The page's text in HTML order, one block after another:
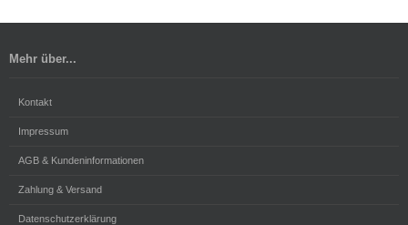
Mehr über...
Kontakt
Impressum
AGB & Kundeninformationen
Zahlung & Versand
Datenschutzerklärung